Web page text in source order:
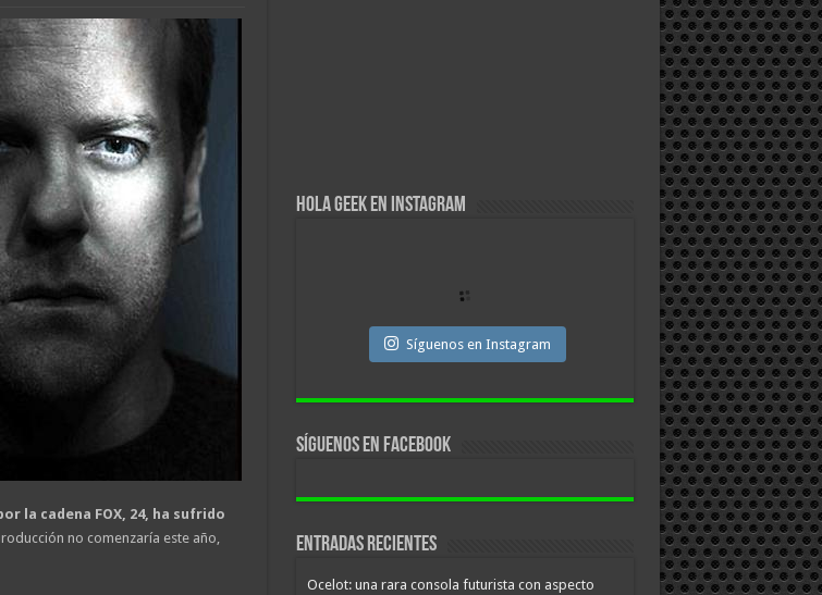
la cadena FOX, 24, ha sufrido
no comenzaría este año,
Hola Geek en Instagram
Síguenos en Instagram
Síguenos en facebook
Entradas recientes
Ocelot: una rara consola futurista con aspecto